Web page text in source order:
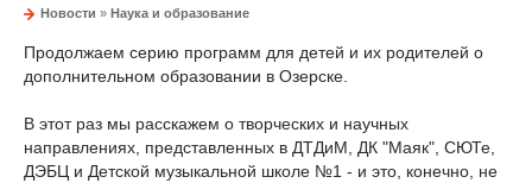
Новости » Наука и образование
Продолжаем серию программ для детей и их родителей о
дополнительном образовании в Озерске.
В этот раз мы расскажем о творческих и научных
направлениях, представленных в ДТДиМ, ДК "Маяк", СЮТе,
ДЭБЦ и Детской музыкальной школе №1 - и это, конечно, не